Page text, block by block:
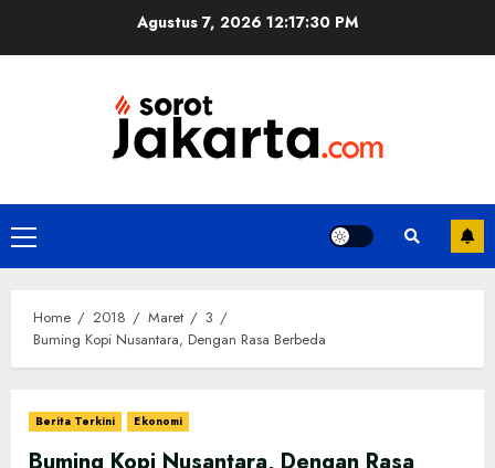
Agustus 7, 2026 12:17:30 PM
Primary
Menu
Home 2018 Maret
3
Buming Kopi Nusantara, Dengan Rasa Berbeda
Berita Terkini Ekonomi